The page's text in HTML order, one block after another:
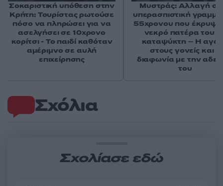
Σχόλια
Σχολίασε εδώ
Σοκαριστική υπόθεση στην
Κρήτη: Τουρίστας ρωτούσε
πόσο να πληρώσει για να
ασελγήσει σε 10χρονο
κορίτσι - Το παιδί καθόταν
αμέριμνο σε αυλή
επιχείρησης
Μυστράς: Αλλαγή
υπερασπιστική
55χρονου που έκρυψε
νεκρό πατέρα του
καταψύκτη – Η
στους γονείς και η
διαφωνία με την
του